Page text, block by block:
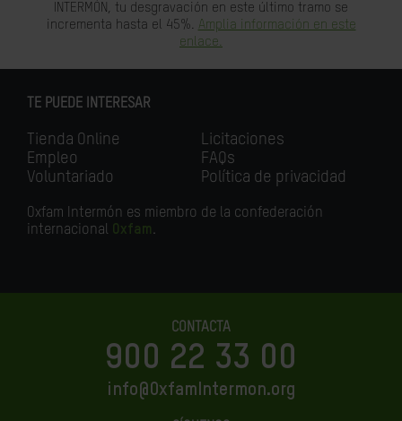
INTERMÓN, tu desgravación en este último tramo se
incrementa hasta el 45%. Amplia información en este
enlace.
TE PUEDE INTERESAR
Tienda Online
Empleo
Voluntariado
Licitaciones
FAQs
Política de privacidad
Oxfam Intermón es miembro de la confederación
internacional Oxfam.
CONTACTA
900 22 33 00
info@OxfamIntermon.org